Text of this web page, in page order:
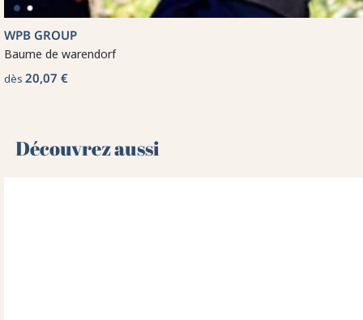
WPB GROUP
Baume de warendorf
dès 20,07 €
Découvrez aussi 🌻